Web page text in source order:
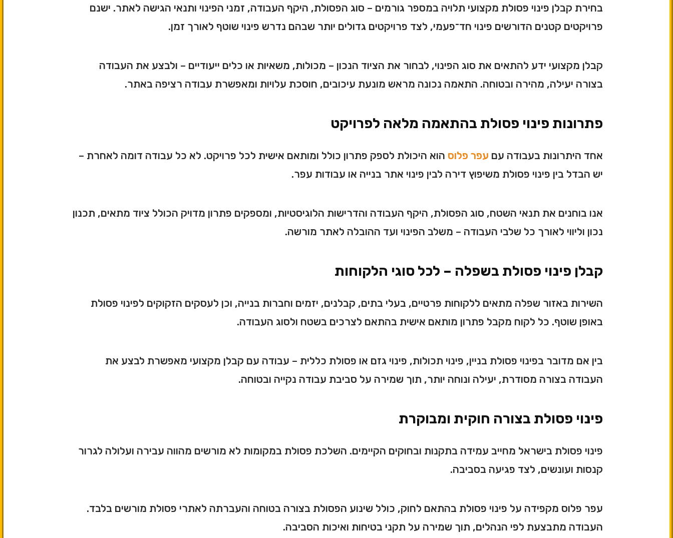
בחירת קבלן פינוי פסולת מקצועי תלויה במספר גורמים – סוג הפסולת, היקף העבודה, זמני הפינוי ותנאי הגישה לאתר. ישנם
פרויקטים קטנים הדורשים פינוי חד־פעמי, לצד פרויקטים גדולים יותר שבהם נדרש פינוי שוטף לאורך זמן.
קבלן מקצועי ידע להתאים את סוג הפינוי, לבחור את הציוד הנכון – מכולות, משאיות או כלים ייעודיים – ולבצע את העבודה
בצורה יעילה, מהירה ובטוחה. התאמה נכונה מראש מונעת עיכובים, חוסכת עלויות ומאפשרת עבודה רציפה באתר.
פתרונות פינוי פסולת בהתאמה מלאה לפרויקט
אחד היתרונות בעבודה עם עפר פלוס הוא היכולת לספק פתרון כולל ומותאם אישית לכל פרויקט. לא כל עבודה דומה לאחרת –
יש הבדל בין פינוי פסולת משיפוץ דירה לבין פינוי אתר בנייה או עבודות עפר.
אנו בוחנים את תנאי השטח, סוג הפסולת, היקף העבודה והדרישות הלוגיסטיות, ומספקים פתרון מדויק הכולל ציוד מתאים, תכנון
נכון וליווי לאורך כל שלבי העבודה – משלב הפינוי ועד ההובלה לאתר מורשה.
קבלן פינוי פסולת בשפלה – לכל סוגי הלקוחות
השירות באזור שפלה מתאים ללקוחות פרטיים, בעלי בתים, קבלנים, יזמים וחברות בנייה, וכן לעסקים הזקוקים לפינוי פסולת
באופן שוטף. כל לקוח מקבל פתרון מותאם אישית בהתאם לצרכים בשטח ולסוג העבודה.
בין אם מדובר בפינוי פסולת בניין, פינוי תכולות, פינוי גזם או פסולת כללית – עבודה עם קבלן מקצועי מאפשרת לבצע את
העבודה בצורה מסודרת, יעילה ונוחה יותר, תוך שמירה על סביבת עבודה נקייה ובטוחה.
פינוי פסולת בצורה חוקית ומבוקרת
פינוי פסולת בישראל מחייב עמידה בתקנות ובחוקים הקיימים. השלכת פסולת במקומות לא מורשים מהווה עבירה ועלולה לגרור
קנסות ועונשים, לצד פגיעה בסביבה.
עפר פלוס מקפידה על פינוי פסולת בהתאם לחוק, כולל שינוע הפסולת בצורה בטוחה והעברתה לאתרי פסולת מורשים בלבד.
העבודה מתבצעת לפי הנהלים, תוך שמירה על תקני בטיחות ואיכות הסביבה.